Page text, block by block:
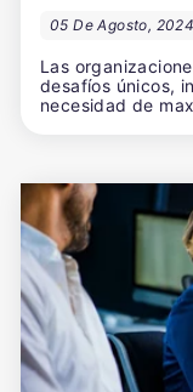
05 De Agosto, 2024
Las
desafíos únicos,
necesidad de